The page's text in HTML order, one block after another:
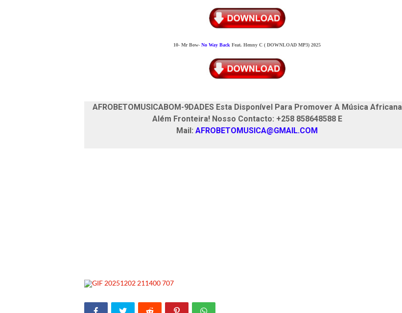
10- Mr Bow- No Way Back Feat. Henny C ( DOWNLOAD MP3) 2025
AFROBETOMUSICABOM-9DADESEsta Disponível Para Promover A Música Africana
Além Fronteira! Nosso Contacto: +258 858648588 E
Mail: AFROBETOMUSICA@GMAIL.COM